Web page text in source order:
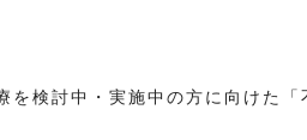
検討中・実施中の方に向けた